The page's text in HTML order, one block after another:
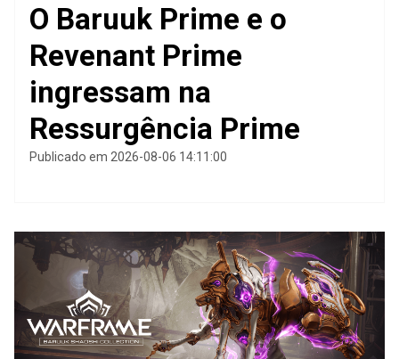
O Baruuk Prime e o
Revenant Prime
ingressam na
Ressurgência Prime
Publicado em 2026-08-06 14:11:00